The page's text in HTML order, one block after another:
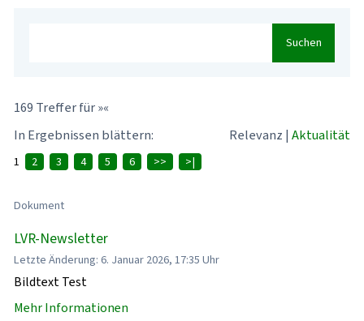
Suchen
169 Treffer für »«
In Ergebnissen blättern:
Relevanz | Aktualität
1 2 3 4 5 6 >> >|
Dokument
LVR-Newsletter
Letzte Änderung: 6. Januar 2026, 17:35 Uhr
Bildtext Test
Mehr Informationen